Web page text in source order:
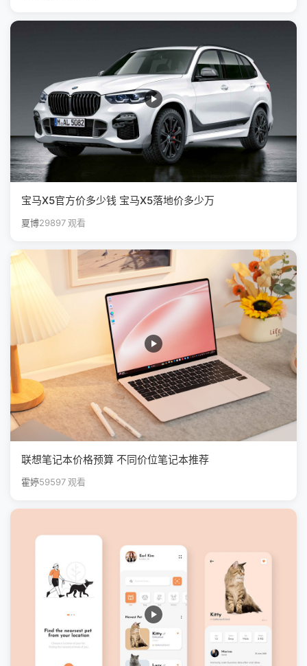
宝马X5官方价多少钱 宝马X5落地价多少万
夏博29897 观看
联想笔记本价格预算 不同价位笔记本推荐
霍婷59597 观看